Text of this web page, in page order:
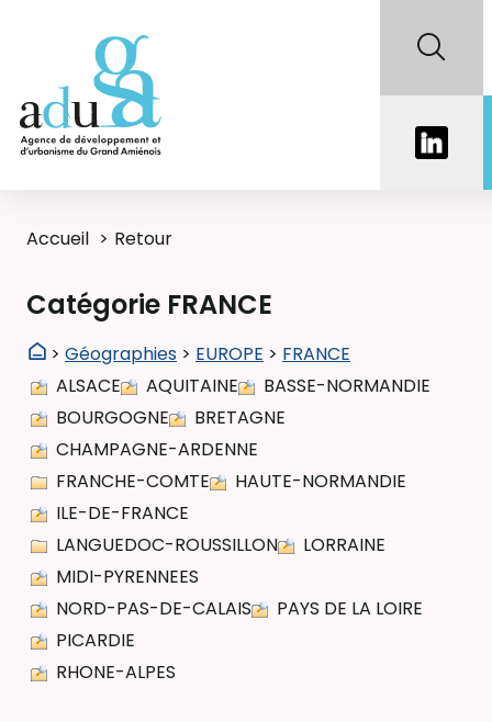
Accueil Retour
Catégorie FRANCE
> Géographies > EUROPE > FRANCE
ALSACE
AQUITAINE
BASSE-NORMANDIE
BOURGOGNE
BRETAGNE
CHAMPAGNE-ARDENNE
FRANCHE-COMTE
HAUTE-NORMANDIE
ILE-DE-FRANCE
LANGUEDOC-ROUSSILLON
LORRAINE
MIDI-PYRENNEES
NORD-PAS-DE-CALAIS
PAYS DE LA LOIRE
PICARDIE
RHONE-ALPES